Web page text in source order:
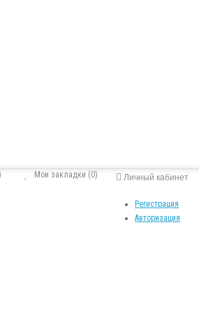
Личный кабинет
Регистрация
Авторизация
Мои закладки (0)